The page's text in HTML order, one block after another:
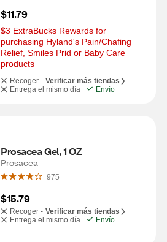
$11.79
$3 ExtraBucks Rewards for
purchasing Hyland's Pain/Chafing
Relief, Smiles Prid or Baby Care
products
Recoger - Verificar más tiendas
Entrega el mismo día
Envío
Prosacea Gel, 1 OZ
Prosacea
975
$15.79
Recoger - Verificar más tiendas
Entrega el mismo día
Envío